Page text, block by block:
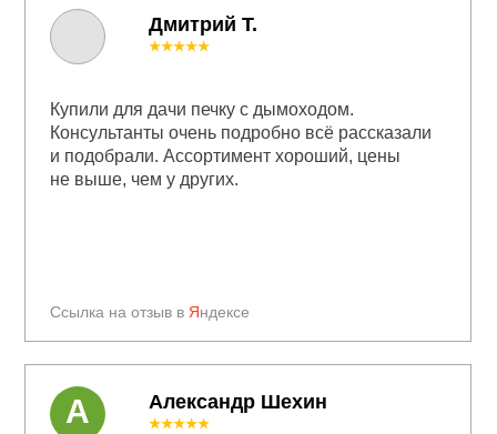
Ссылка на отзыв в Яндексе
★★★★★
Купили для дачи печку с дымоходом.
Консультанты очень подробно всё рассказали
и подобрали. Ассортимент хороший, цены
не выше, чем у других.
Александр Шехин
★★★★★
А
Дмитрий Т.